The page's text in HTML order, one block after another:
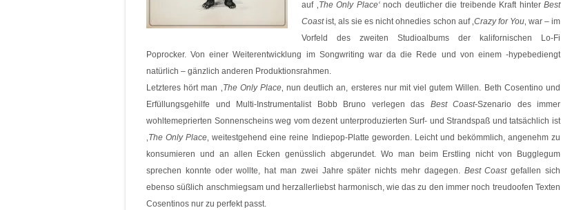
auf ‚The Only Place‘noch deutlicher die treibende Kraft hinter Best
Coastist, als sie es nicht ohnedies schon auf ‚Crazy for You‚ war – im
Vorfeld des zweiten Studioalbums der kalifornischen Lo-Fi
Poprocker. Von einer Weiterentwicklung im Songwriting war da die Rede und von einem -hypebediengt
natürlich – gänzlich anderen Produktionsrahmen.
Letzteres hört man ‚The Only Place‚ nun deutlich an, ersteres nur mit viel gutem Willen. Beth Cosentino und
Erfüllungsgehilfe und Multi-Instrumentalist Bobb Bruno verlegen das Best Coast-Szenario des immer
wohltemeprierten Sonnenscheins weg vom dezent unterproduzierten Surf- und Strandspaß und tatsächlich ist
‚The Only Place‚ weitestgehend eine reine Indiepop-Platte geworden. Leicht und bekömmlich, angenehm zu
konsumieren und an allen Ecken genüsslich abgerundet. Wo man beim Erstling nicht von Bugglegum
sprechen konnte oder wollte, hat man zwei Jahre später nichts mehr dagegen. Best Coastgefallen sich
ebenso süßlich anschmiegsam und herzallerliebst harmonisch, wie das zu den immer noch treudoofen Texten
Cosentinos nur zu perfekt passt.